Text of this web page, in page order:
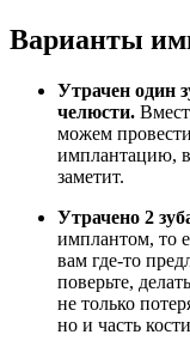
Варианты
Утрачен один
челюсти.
можем
имплантацию,
заметит.
Утрачено 2
имплантом, то
вам где-то
поверьте,
не только
но и часть